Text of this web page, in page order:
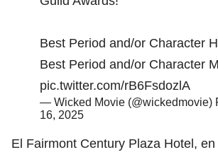
Best Period and/or Character
Best Period and/or Character
pic.twitter.com/rB6FsdozlA
— Wicked Movie (@wickedmovie)
16, 2025
El Fairmont Century Plaza Hotel, en